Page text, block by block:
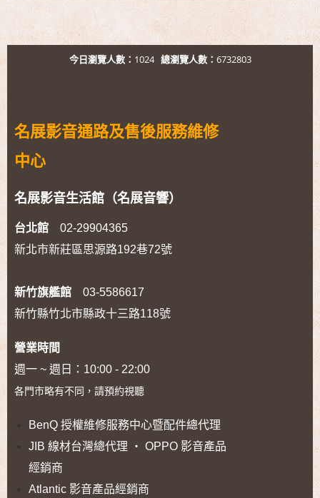
今日瀏覽人數： 1024 總瀏覽人數： 6732803
名展影音通路及售後服務維修
中心
名展影音生活館（名展音響）
台北館 02-29904365
新北市新莊區思源路192巷72號
新竹旗艦館 03-5586617
新竹縣竹北市縣政十三路118號
營業時間
週一 ~ 週日：10:00 - 22:00
各門市略有不同，請預約視聽
BenQ 授權維修服務中心暨配件總代理
JIB 線材台灣總代理 ‧ OPPO 影音產品
經銷商
Atlantic 影音產品經銷商